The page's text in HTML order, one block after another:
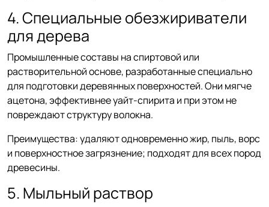
4. Специальные обезжириватели
для дерева
Промышленные составы на спиртовой или
растворительной основе, разработанные специально
для подготовки деревянных поверхностей. Они мягче
ацетона, эффективнее уайт-спирита и при этом не
повреждают структуру волокна.
Преимущества: удаляют одновременно жир, пыль, ворс
и поверхностное загрязнение; подходят для всех пород
древесины.
5. Мыльный раствор